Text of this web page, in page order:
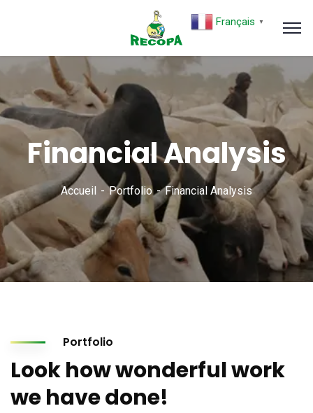
Financial Analysis
Accueil Portfolio Financial Analysis
Portfolio
Look how wonderful work
we have done!
Français ▼